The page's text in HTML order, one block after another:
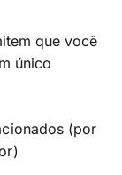
que você
único
(por